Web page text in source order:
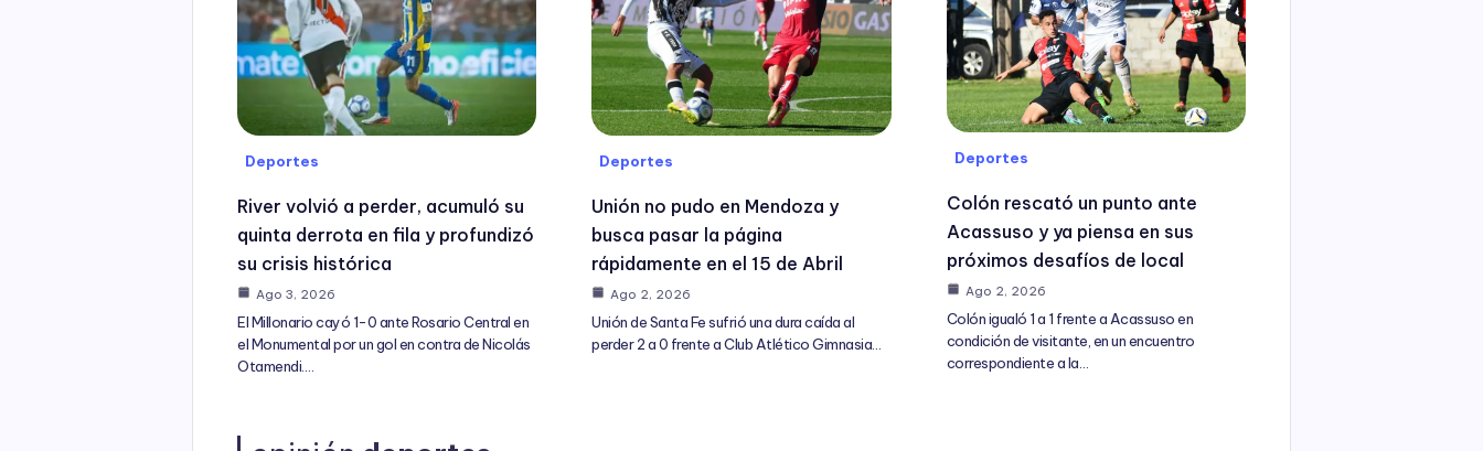
Deportes
River volvió a perder, acumuló su
quinta derrota en fila y profundizó
su crisis histórica
Ago 3, 2026
El Millonario cayó 1-0 ante Rosario Central en
el Monumental por un gol en contra de Nicolás
Otamendi.…
Deportes
Unión no pudo en Mendoza y
busca pasar la página
rápidamente en el 15 de Abril
Ago 2, 2026
Unión de Santa Fe sufrió una dura caída al
perder 2 a 0 frente a Club Atlético Gimnasia…
Deportes
Colón rescató un punto ante
Acassuso y ya piensa en sus
próximos desafíos de local
Ago 2, 2026
Colón igualó 1 a 1 frente a Acassuso en
condición de visitante, en un encuentro
correspondiente a la…